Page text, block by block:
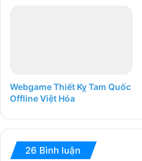
Webgame Thiết Kỵ Tam Quốc
Offline Việt Hóa
26 Bình luận